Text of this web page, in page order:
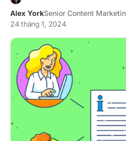
Alex YorkSenior Content
24 tháng 1, 2024